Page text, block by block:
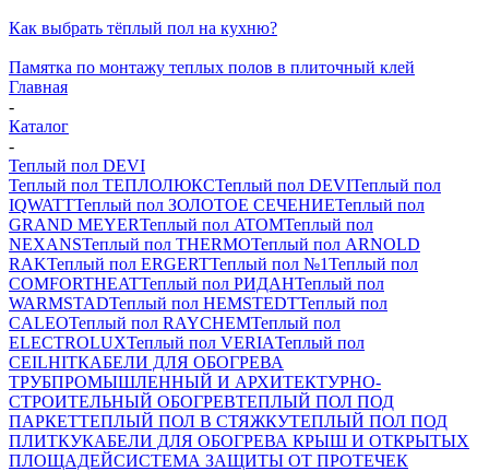
Как выбрать тёплый пол на кухню?
Памятка по монтажу теплых полов в плиточный клей
Главная
-
Каталог
-
Теплый пол DEVI
Теплый пол ТЕПЛОЛЮКСТеплый пол DEVIТеплый пол
IQWATTТеплый пол ЗОЛОТОЕ СЕЧЕНИЕТеплый пол
GRAND MEYERТеплый пол ATOMТеплый пол
NEXANSТеплый пол THERMOТеплый пол ARNOLD
RAKТеплый пол ERGERTТеплый пол №1Теплый пол
COMFORTHEATТеплый пол РИДАНТеплый пол
WARMSTADТеплый пол HEMSTEDTТеплый пол
CALEOТеплый пол RAYCHEMТеплый пол
ELECTROLUXТеплый пол VERIAТеплый пол
CEILHITКАБЕЛИ ДЛЯ ОБОГРЕВА
ТРУБПРОМЫШЛЕННЫЙ И АРХИТЕКТУРНО-
СТРОИТЕЛЬНЫЙ ОБОГРЕВТЕПЛЫЙ ПОЛ ПОД
ПАРКЕТТЕПЛЫЙ ПОЛ В СТЯЖКУТЕПЛЫЙ ПОЛ ПОД
ПЛИТКУКАБЕЛИ ДЛЯ ОБОГРЕВА КРЫШ И ОТКРЫТЫХ
ПЛОЩАДЕЙСИСТЕМА ЗАЩИТЫ ОТ ПРОТЕЧЕК